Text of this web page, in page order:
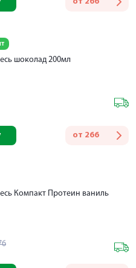
шоколад 200мл
от 266
Компакт Протеин ваниль